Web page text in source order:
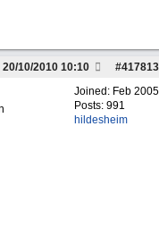
#417813
20/10/2010 10:10
Joined: Feb 2005
Posts: 991
hildesheim